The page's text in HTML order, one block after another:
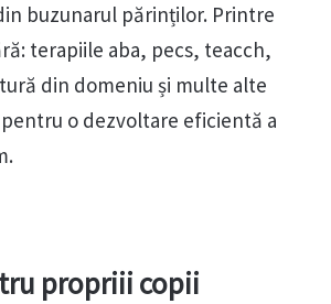
buzunarul părinților. Printre
terapiile aba, pecs, teacch,
din domeniu și multe alte
o dezvoltare eficientă a
propriii copii